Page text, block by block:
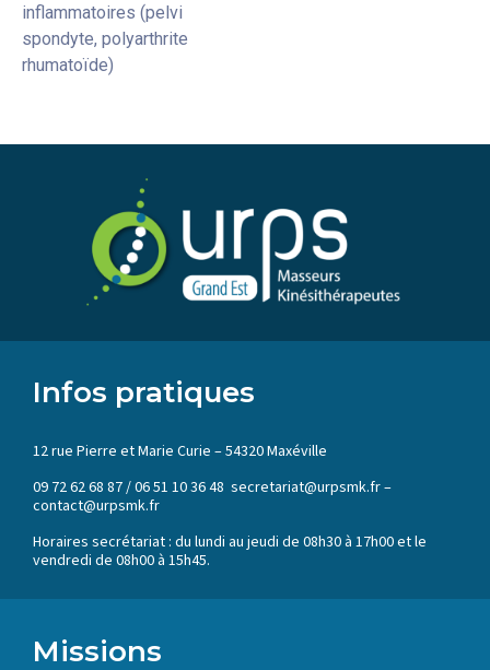
inflammatoires (pelvi
spondyte, polyarthrite
rhumatoïde)
Infos pratiques
12 rue Pierre et Marie Curie – 54320 Maxéville
09 72 62 68 87 / 06 51 10 36 48 secretariat@urpsmk.fr –
contact@urpsmk.fr
Horaires secrétariat : du lundi au jeudi de 08h30 à 17h00 et le
vendredi de 08h00 à 15h45.
Missions